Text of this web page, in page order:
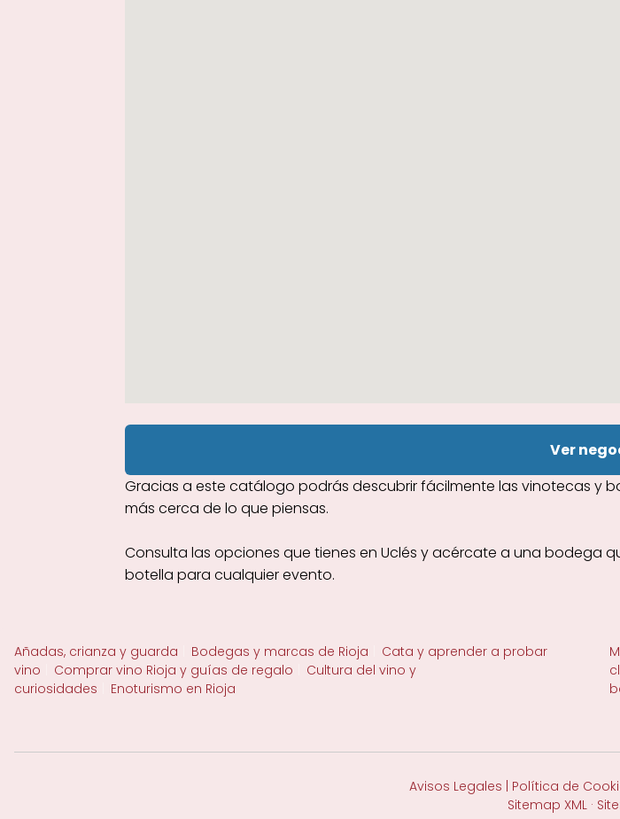
Ver
Gracias a este catálogo podrás descubrir fácilmente las vinotecas y
más cerca de lo que piensas.
Consulta las opciones que tienes en Uclés y acércate a una bodega
botella para cualquier evento.
Añadas, crianza y guarda Bodegas y marcas de Rioja
Cata y aprender a probar
vino
Comprar vino Rioja y guías de regalo
Cultura del vino y
curiosidades
Enoturismo en Rioja
Avisos Legales | Política de
Sitemap XML·